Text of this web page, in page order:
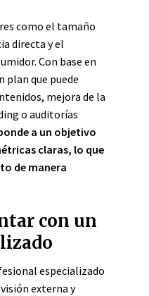
como el tamaño
directa y el
Con base en
plan que puede
mejora de la
o auditorías
a un objetivo
claras, lo que
de manera
con un
especializado
externa y